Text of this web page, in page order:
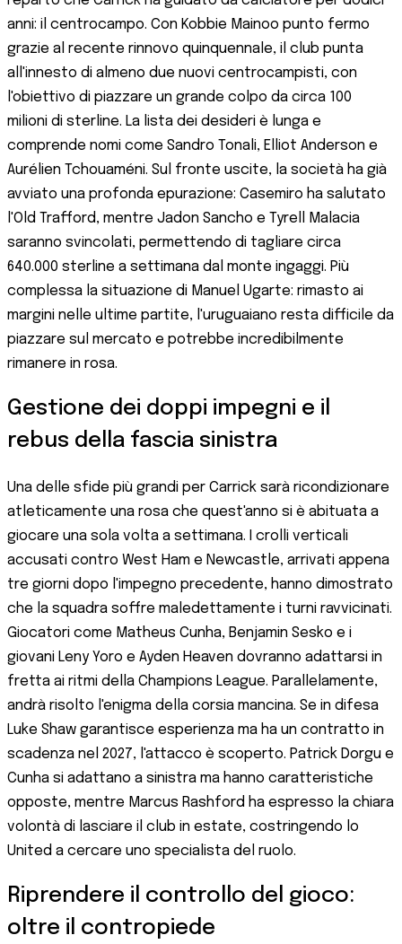
anni: il centrocampo. Con Kobbie Mainoo punto fermo
grazie al recente rinnovo quinquennale, il club punta
all'innesto di almeno due nuovi centrocampisti, con
l'obiettivo di piazzare un grande colpo da circa 100
milioni di sterline. La lista dei desideri è lunga e
comprende nomi come Sandro Tonali, Elliot Anderson e
Aurélien Tchouaméni. Sul fronte uscite, la società ha già
avviato una profonda epurazione: Casemiro ha salutato
l'Old Trafford, mentre Jadon Sancho e Tyrell Malacia
saranno svincolati, permettendo di tagliare circa
640.000 sterline a settimana dal monte ingaggi. Più
complessa la situazione di Manuel Ugarte: rimasto ai
margini nelle ultime partite, l'uruguaiano resta difficile da
piazzare sul mercato e potrebbe incredibilmente
rimanere in rosa.
Gestione dei doppi impegni e il
rebus della fascia sinistra
Una delle sfide più grandi per Carrick sarà ricondizionare
atleticamente una rosa che quest'anno si è abituata a
giocare una sola volta a settimana. I crolli verticali
accusati contro West Ham e Newcastle, arrivati appena
tre giorni dopo l'impegno precedente, hanno dimostrato
che la squadra soffre maledettamente i turni ravvicinati.
Giocatori come Matheus Cunha, Benjamin Sesko e i
giovani Leny Yoro e Ayden Heaven dovranno adattarsi in
fretta ai ritmi della Champions League. Parallelamente,
andrà risolto l'enigma della corsia mancina. Se in difesa
Luke Shaw garantisce esperienza ma ha un contratto in
scadenza nel 2027, l'attacco è scoperto. Patrick Dorgu e
Cunha si adattano a sinistra ma hanno caratteristiche
opposte, mentre Marcus Rashford ha espresso la chiara
volontà di lasciare il club in estate, costringendo lo
United a cercare uno specialista del ruolo.
Riprendere il controllo del gioco:
oltre il contropiede